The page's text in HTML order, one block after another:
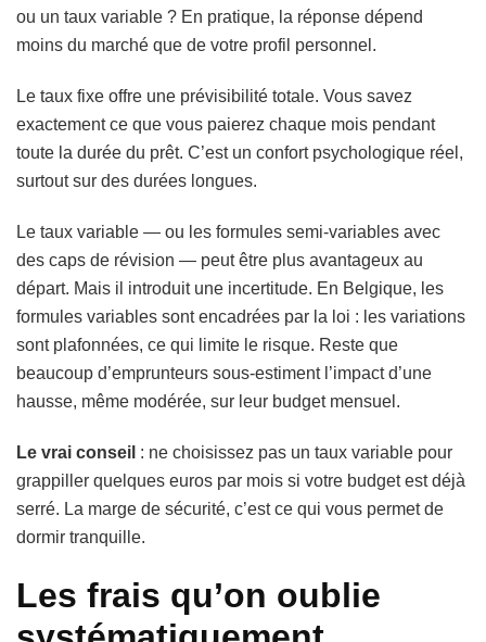
ou un taux variable ? En pratique, la réponse dépend
moins du marché que de votre profil personnel.
Le taux fixe offre une prévisibilité totale. Vous savez
exactement ce que vous paierez chaque mois pendant
toute la durée du prêt. C’est un confort psychologique réel,
surtout sur des durées longues.
Le taux variable — ou les formules semi-variables avec
des caps de révision — peut être plus avantageux au
départ. Mais il introduit une incertitude. En Belgique, les
formules variables sont encadrées par la loi : les variations
sont plafonnées, ce qui limite le risque. Reste que
beaucoup d’emprunteurs sous-estiment l’impact d’une
hausse, même modérée, sur leur budget mensuel.
Le vrai conseil : ne choisissez pas un taux variable pour
grappiller quelques euros par mois si votre budget est déjà
serré. La marge de sécurité, c’est ce qui vous permet de
dormir tranquille.
Les frais qu’on oublie